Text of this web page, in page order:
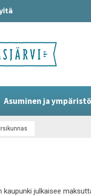
Asuminen ja ympäristö
kaupunki julkaisee